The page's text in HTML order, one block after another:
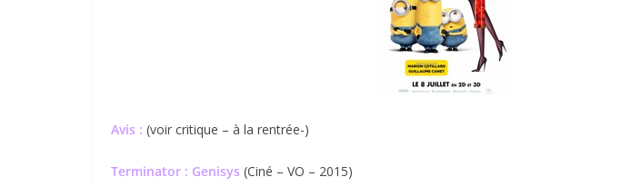
Avis : (voir critique – à la rentrée-)
Terminator : Genisys (Ciné – VO – 2015)